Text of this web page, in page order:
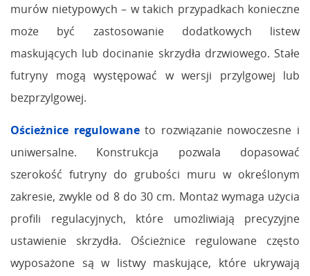
murów nietypowych – w takich przypadkach konieczne
może być zastosowanie dodatkowych listew
maskujących lub docinanie skrzydła drzwiowego. Stałe
futryny mogą występować w wersji przylgowej lub
bezprzylgowej.
Ościeżnice regulowane to rozwiązanie nowoczesne i
uniwersalne. Konstrukcja pozwala dopasować
szerokość futryny do grubości muru w określonym
zakresie, zwykle od 8 do 30 cm. Montaż wymaga użycia
profili regulacyjnych, które umożliwiają precyzyjne
ustawienie skrzydła. Ościeżnice regulowane często
wyposażone są w listwy maskujące, które ukrywają